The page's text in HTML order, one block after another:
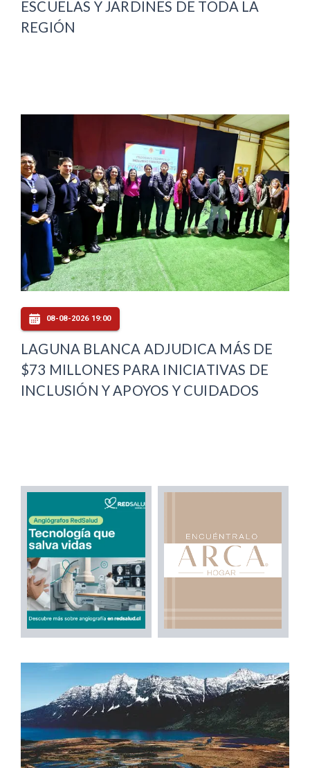
ESCUELAS Y JARDINES DE TODA LA
REGIÓN
08-08-2026 19:00
LAGUNA BLANCA ADJUDICA MÁS DE
$73 MILLONES PARA INICIATIVAS DE
INCLUSIÓN Y APOYOS Y CUIDADOS